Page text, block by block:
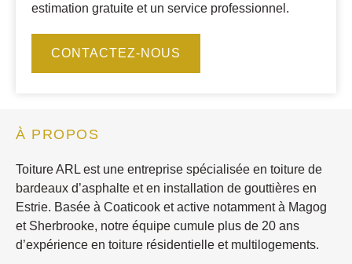
estimation gratuite et un service professionnel.
CONTACTEZ-NOUS
À PROPOS
Toiture ARL est une entreprise spécialisée en toiture de
bardeaux d’asphalte et en installation de gouttières en
Estrie. Basée à Coaticook et active notamment à Magog
et Sherbrooke, notre équipe cumule plus de 20 ans
d’expérience en toiture résidentielle et multilogements.